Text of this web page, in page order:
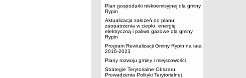
Plan gospodarki niskoemisyjnej dla gminy
Rypin
Aktualizacja założeń do planu
zaopatrzenia w ciepło, energię
elektryczną i paliwa gazowe dla gminy
Rypin
Program Rewitalizacji Gminy Rypin na lata
2016-2023
Plany rozwoju gminy i miejscowości
Strategie Terytorialne Obszaru
Prowadzenia Polityki Terytorialnej